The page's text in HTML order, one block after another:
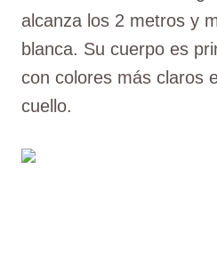
alcanza los 2 metros y
blanca. Su cuerpo es
con colores más claros
cuello.